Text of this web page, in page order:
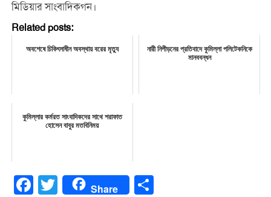
মিডিয়ার সাংবাদিকগন।
Related posts:
অবশেষে চিকিৎসাধীন অবস্থায় বরের মৃত্যু
নারী নিপীড়নের প্রতিবাদে কুমিল্লা পলিটেকনিকে
মানববন্ধন
কুমিল্লার কর্মরত সাংবাদিকদের সাথে শরাফাত
হোসেন বাবুর মতবিনিময়
Facebook
Twitter Share